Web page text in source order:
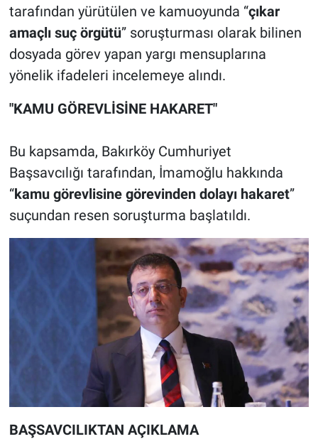
tarafından yürütülen ve kamuoyunda “çıkar
amaçlı suç örgütü” soruşturması olarak bilinen
dosyada görev yapan yargı mensuplarına
yönelik ifadeleri incelemeye alındı.
"KAMU GÖREVLİSİNE HAKARET"
Bu kapsamda, Bakırköy Cumhuriyet
Başsavcılığı tarafından, İmamoğlu hakkında
“kamu görevlisine görevinden dolayı hakaret”
suçundan resen soruşturma başlatıldı.
BAŞSAVCILIKTAN AÇIKLAMA